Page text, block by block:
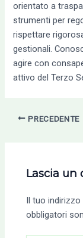
orientato a
strumenti per
rispettare
gestionali.
agire con
attivo del Terzo
PRECEDENTE
Lascia un
Il tuo indirizzo
obbligatori